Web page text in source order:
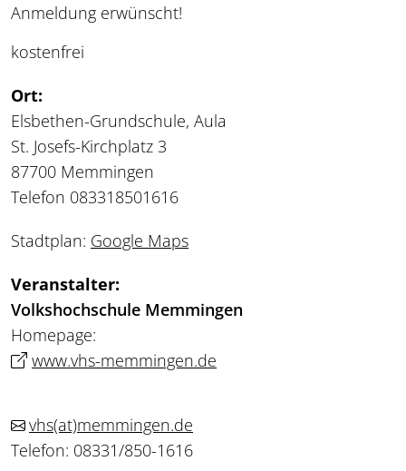
Anmeldung erwünscht!
kostenfrei
Ort:
Elsbethen-Grundschule, Aula
St. Josefs-Kirchplatz 3
87700 Memmingen
Telefon 083318501616
Stadtplan: Google Maps
Veranstalter:
Volkshochschule Memmingen
Homepage:
www.vhs-memmingen.de
vhs(at)memmingen.de
Telefon: 08331/850-1616